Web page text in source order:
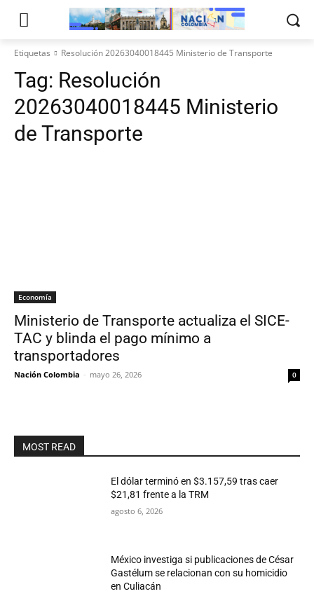
Etiquetas Resolución 20263040018445 Ministerio de Transporte
Tag: Resolución
20263040018445 Ministerio
de Transporte
Economía
Ministerio de Transporte actualiza el SICE-
TAC y blinda el pago mínimo a
transportadores
Nación Colombia - mayo 26, 2026 0
MOST READ
El dólar terminó en $3.157,59 tras caer
$21,81 frente a la TRM
agosto 6, 2026
México investiga si publicaciones de César
Gastélum se relacionan con su homicidio
en Culiacán